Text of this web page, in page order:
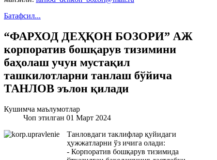
Батафсил...
“ФАРХОД ДЕҲҚОН БОЗОРИ” АЖ
корпоратив бошқарув тизимини
баҳолаш учун мустақил
ташкилотларни танлаш бўйича
ТАНЛОВ эълон қилади
Кушимча маълумотлар
Чоп этилган 01 Март 2024
Танловдаги таклифлар қуйидаги
ҳужжатларни ўз ичига олади:
- Корпоратив бошқарув тизимида